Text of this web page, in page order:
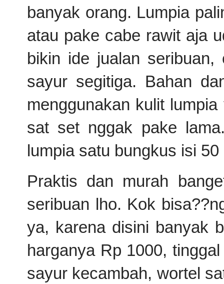
banyak orang. Lumpia
atau pake cabe rawit aja
bikin ide jualan
sayur segitiga. Bahan
menggunakan kulit
sat set nggak pake
lumpia satu bungkus isi
Praktis dan murah
seribuan lho. Kok
ya, karena disini banyak
harganya Rp 1000,
sayur kecambah, wortel